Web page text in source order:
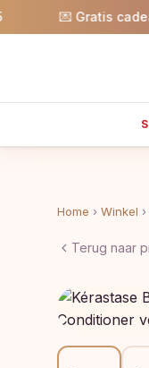
💌 Gratis cadeau
Home › Winkel ›
Terug naar